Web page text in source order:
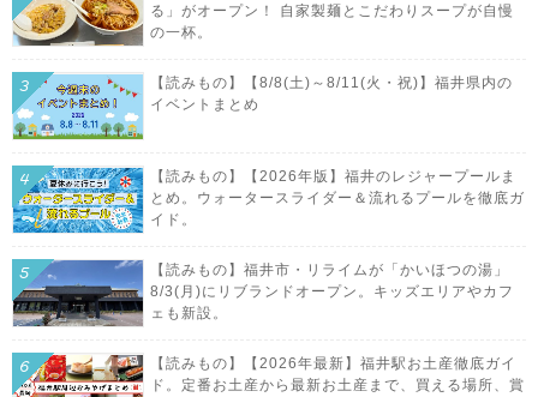
る」がオープン！ 自家製麺とこだわりスープが自慢
の一杯。
【読みもの】【8/8(土)～8/11(火・祝)】福井県内の
イベントまとめ
【読みもの】【2026年版】福井のレジャープールま
とめ。ウォータースライダー＆流れるプールを徹底ガ
イド。
【読みもの】福井市・リライムが「かいほつの湯」
8/3(月)にリブランドオープン。キッズエリアやカフ
ェも新設。
【読みもの】【2026年最新】福井駅お土産徹底ガイ
ド。定番お土産から最新お土産まで、買える場所、賞